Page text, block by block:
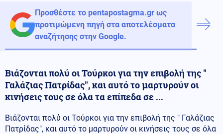
Προσθέστε το pentapostagma.gr ως
προτιμώμενη πηγή στα αποτελέσματα
αναζήτησης στην Google.
Βιάζονται πολύ οι Τούρκοι για την επιβολή της "
Γαλάζιας Πατρίδας", και αυτό το μαρτυρούν οι
κινήσεις τους σε όλα τα επίπεδα σε ...
Βιάζονται πολύ οι Τούρκοι για την επιβολή της " Γαλάζιας
Πατρίδας", και αυτό το μαρτυρούν οι κινήσεις τους σε όλα